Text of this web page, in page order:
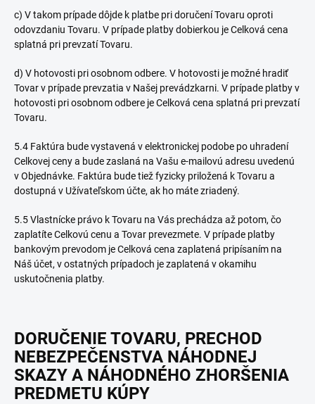
c) V takom prípade dôjde k platbe pri doručení Tovaru oproti
odovzdaniu Tovaru. V prípade platby dobierkou je Celková cena
splatná pri prevzatí Tovaru.
d) V hotovosti pri osobnom odbere. V hotovosti je možné hradiť
Tovar v prípade prevzatia v Našej prevádzkarni. V prípade platby v
hotovosti pri osobnom odbere je Celková cena splatná pri prevzatí
Tovaru.
5.4 Faktúra bude vystavená v elektronickej podobe po uhradení
Celkovej ceny a bude zaslaná na Vašu e-mailovú adresu uvedenú
v Objednávke. Faktúra bude tiež fyzicky priložená k Tovaru a
dostupná v Užívateľskom účte, ak ho máte zriadený.
5.5 Vlastnícke právo k Tovaru na Vás prechádza až potom, čo
zaplatíte Celkovú cenu a Tovar prevezmete. V prípade platby
bankovým prevodom je Celková cena zaplatená pripísaním na
Náš účet, v ostatných prípadoch je zaplatená v okamihu
uskutočnenia platby.
DORUČENIE TOVARU, PRECHOD
NEBEZPEČENSTVA NÁHODNEJ
SKAZY A NÁHODNÉHO ZHORŠENIA
PREDMETU KÚPY